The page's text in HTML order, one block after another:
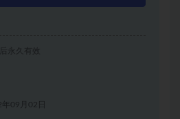
后永久有效
09月02日